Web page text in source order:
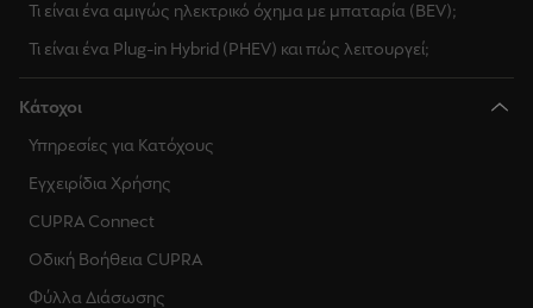
Τι είναι ένα αμιγώς ηλεκτρικό όχημα με μπαταρία (BEV);
Τι είναι ένα Plug-in Hybrid (PHEV) και πώς λειτουργεί;
Κάτοχοι
Υπηρεσίες για Κατόχους
Εγχειρίδια Χρήσης
CUPRA Connect
Οδική Βοήθεια CUPRA
Φύλλα Διάσωσης